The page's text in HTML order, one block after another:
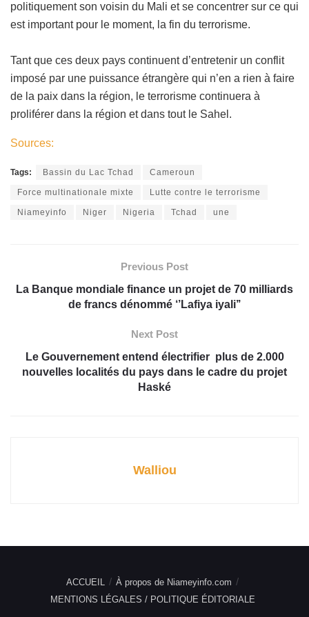
politiquement son voisin du Mali et se concentrer sur ce qui
est important pour le moment, la fin du terrorisme.
Tant que ces deux pays continuent d’entretenir un conflit
imposé par une puissance étrangère qui n’en a rien à faire
de la paix dans la région, le terrorisme continuera à
proliférer dans la région et dans tout le Sahel.
Sources:
Tags: Bassin du Lac Tchad Cameroun
Force multinationale mixte Lutte contre le terrorisme
Niameyinfo Niger Nigeria Tchad une
Previous Post
La Banque mondiale finance un projet de 70 milliards
de francs dénommé ‘’Lafiya iyali’’
Next Post
Le Gouvernement entend électrifier plus de 2.000
nouvelles localités du pays dans le cadre du projet
Haské
Walliou
ACCUEIL
À propos de Niameyinfo.com
MENTIONS LÉGALES / POLITIQUE ÉDITORIALE